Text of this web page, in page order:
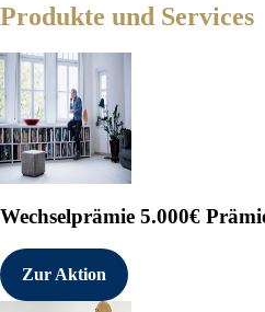
Produkte und Services
Wechselprämie 5.000€
Zur Aktion